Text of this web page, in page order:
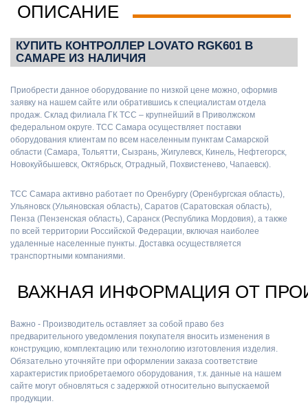
ОПИСАНИЕ
КУПИТЬ КОНТРОЛЛЕР LOVATO RGK601 В
САМАРЕ ИЗ НАЛИЧИЯ
Приобрести данное оборудование по низкой цене можно, оформив
заявку на нашем сайте или обратившись к специалистам отдела
продаж. Склад филиала ГК ТСС – крупнейший в Приволжском
федеральном округе. ТСС Самара осуществляет поставки
оборудования клиентам по всем населенным пунктам Самарской
области (Самара, Тольятти, Сызрань, Жигулевск, Кинель, Нефтегорск,
Новокуйбышевск, Октябрьск, Отрадный, Похвистенево, Чапаевск).
ТСС Самара активно работает по Оренбургу (Оренбургская область),
Ульяновск (Ульяновская область), Саратов (Саратовская область),
Пенза (Пензенская область), Саранск (Республика Мордовия), а также
по всей территории Российской Федерации, включая наиболее
удаленные населенные пункты. Доставка осуществляется
транспортными компаниями.
ВАЖНАЯ ИНФОРМАЦИЯ ОТ
Важно - Производитель оставляет за собой право без
предварительного уведомления покупателя вносить изменения в
конструкцию, комплектацию или технологию изготовления изделия.
Обязательно уточняйте при оформлении заказа соответствие
характеристик приобретаемого оборудования, т.к. данные на нашем
сайте могут обновляться с задержкой относительно выпускаемой
продукции.